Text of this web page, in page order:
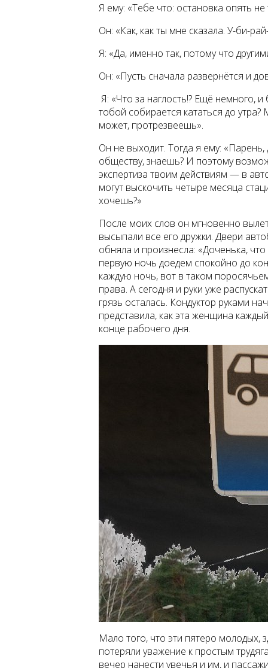
Я ему: «Тебе что: остановка опять
Он: «Как, как ты мне сказала. У-би-
Я: «Да, именно так, потому что
Он: «Пусть сначала развернётся и
Я: «Что за наглость!? Ещё немного,
тобой собирается кататься до
может, протрезвеешь».
Он не выходит. Тогда я ему:
обществу, знаешь? И поэтому
экспертиза твоим действиям — в
могут выскочить четыре месяца
хочешь?»
После моих слов он мгновенно
высыпали все его дружки. Двери
обняла и произнесла: «Доченька,
первую ночь доедем спокойно до
каждую ночь, вот в таком
права. А сегодня и руки уже
грязь осталась. Кондуктор руками
представила, как эта женщина
конце рабочего дня.
Мало того, что эти пятеро
потеряли уважение к простым
вечер нанести увечья и им, и